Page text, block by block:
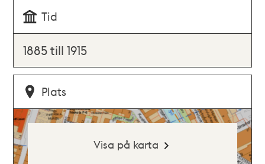
Tid
1885 till 1915
Plats
Visa på karta